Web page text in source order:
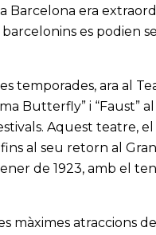
Barcelona era
es podien
temporades, ara al
Butterfly” i “Faust”
Aquest teatre, el
al seu retorn al
de 1923, amb el
màximes atraccions